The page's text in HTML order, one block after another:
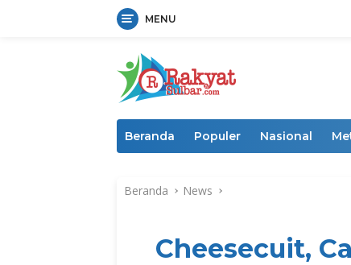
MENU
Beranda Populer Nasional
Beranda News
Cheesecuit,